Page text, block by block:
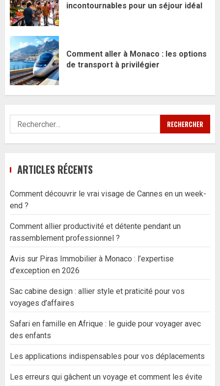
incontournables pour un séjour idéal
Comment aller à Monaco : les options
de transport à privilégier
Rechercher :
ARTICLES RÉCENTS
Comment découvrir le vrai visage de Cannes en un week-
end ?
Comment allier productivité et détente pendant un
rassemblement professionnel ?
Avis sur Piras Immobilier à Monaco : l’expertise
d’exception en 2026
Sac cabine design : allier style et praticité pour vos
voyages d’affaires
Safari en famille en Afrique : le guide pour voyager avec
des enfants
Les applications indispensables pour vos déplacements
Les erreurs qui gâchent un voyage et comment les évite